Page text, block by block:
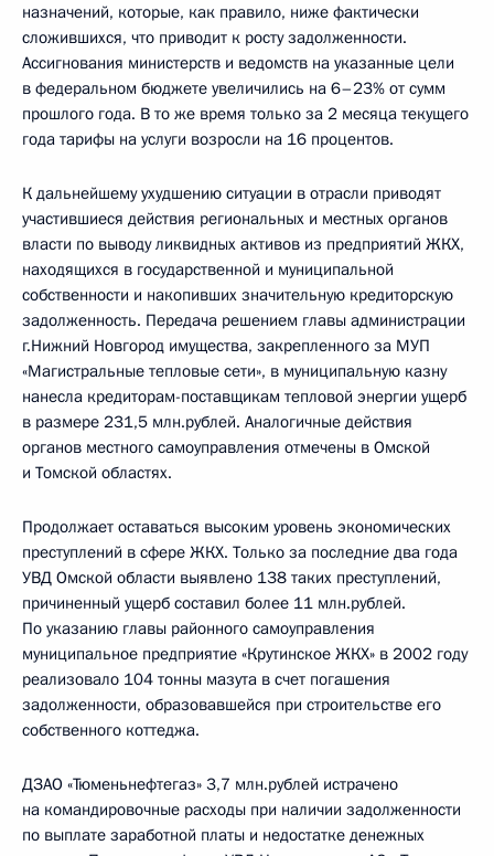
назначений, которые, как правило, ниже фактически
сложившихся, что приводит к росту задолженности.
Ассигнования министерств и ведомств на указанные цели
в федеральном бюджете увеличились на 6–23% от сумм
прошлого года. В то же время только за 2 месяца текущего
года тарифы на услуги возросли на 16 процентов.
К дальнейшему ухудшению ситуации в отрасли приводят
участившиеся действия региональных и местных органов
власти по выводу ликвидных активов из предприятий ЖКХ,
находящихся в государственной и муниципальной
собственности и накопивших значительную кредиторскую
задолженность. Передача решением главы администрации
г.Нижний Новгород имущества, закрепленного за МУП
«Магистральные тепловые сети», в муниципальную казну
нанесла кредиторам-поставщикам тепловой энергии ущерб
в размере 231,5 млн.рублей. Аналогичные действия
органов местного самоуправления отмечены в Омской
и Томской областях.
Продолжает оставаться высоким уровень экономических
преступлений в сфере ЖКХ. Только за последние два года
УВД Омской области выявлено 138 таких преступлений,
причиненный ущерб составил более 11 млн.рублей.
По указанию главы районного самоуправления
муниципальное предприятие «Крутинское ЖКХ» в 2002 году
реализовало 104 тонны мазута в счет погашения
задолженности, образовавшейся при строительстве его
собственного коттеджа.
ДЗАО «Тюменьнефтегаз» 3,7 млн.рублей истрачено
на командировочные расходы при наличии задолженности
по выплате заработной платы и недостатке денежных